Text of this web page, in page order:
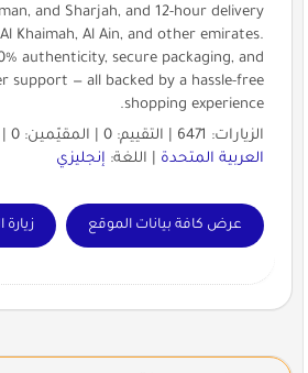
and Sharjah, and 12-hour delivery
Khaimah, Al Ain, and other emirates.
authenticity, secure packaging, and
support — all backed by a hassle-free
shopping experience.
الزيارات: 6471 | التقييم: 0 | المقيّمين: 0 | الدولة:
العربية المتحدة| اللغة: إنجليزي
عرض كافة بيانات الموقع